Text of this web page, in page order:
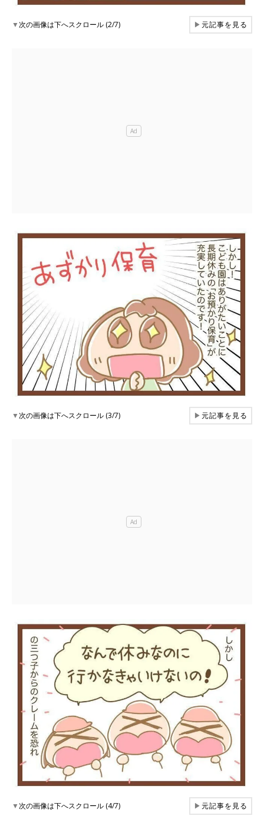
▼次の画像は下へスクロール (2/7) ▶元記事を見る
▼次の画像は下へスクロール (3/7) ▶元記事を見る
▼次の画像は下へスクロール (4/7) ▶元記事を見る